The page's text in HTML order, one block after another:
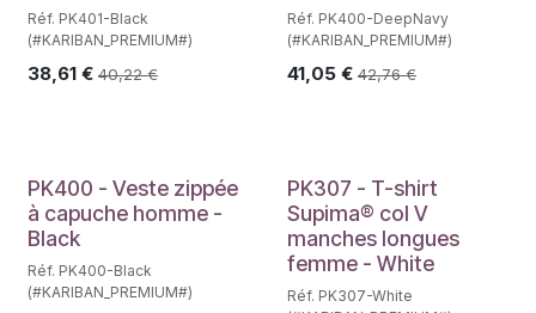
Réf. PK401-Black
(#KARIBAN_PREMIUM#)
38,61 € 40,22€
Réf. PK400-DeepNavy
(#KARIBAN_PREMIUM#)
41,05€ 42,76€
PK400 - Veste zippée
à capuche homme -
Black
Réf. PK400-Black
(#KARIBAN_PREMIUM#)
PK307 - T-shirt
Supima® col V
manches longues
femme - White
Réf. PK307-White